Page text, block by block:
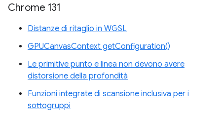
Chrome 131
Distanze di ritaglio in WGSL
GPUCanvasContext getConfiguration()
Le primitive punto e linea non devono avere
distorsione della profondità
Funzioni integrate di scansione inclusiva per i
sottogruppi